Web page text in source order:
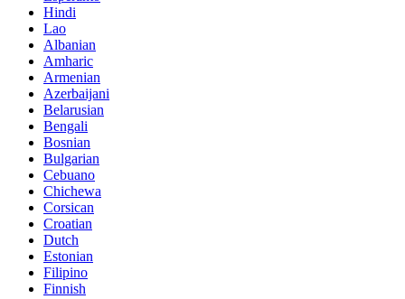
Hindi
Lao
Albanian
Amharic
Armenian
Azerbaijani
Belarusian
Bengali
Bosnian
Bulgarian
Cebuano
Chichewa
Corsican
Croatian
Dutch
Estonian
Filipino
Finnish